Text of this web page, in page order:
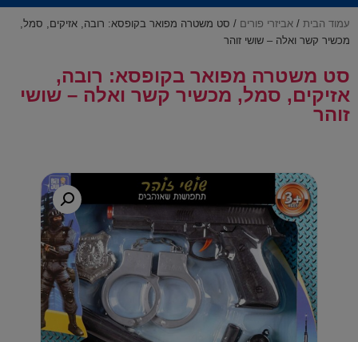
עמוד הבית / אביזרי פורים / סט משטרה מפואר בקופסא: רובה, אזיקים, סמל,
מכשיר קשר ואלה – שושי זוהר
סט משטרה מפואר בקופסא: רובה,
אזיקים, סמל, מכשיר קשר ואלה – שושי
זוהר